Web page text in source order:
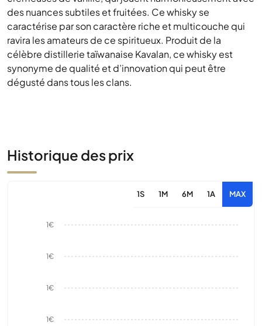
des nuances subtiles et fruitées. Ce whisky se
caractérise par son caractère riche et multicouche qui
ravira les amateurs de ce spiritueux. Produit de la
célèbre distillerie taïwanaise Kavalan, ce whisky est
synonyme de qualité et d’innovation qui peut être
dégusté dans tous les clans.
Historique des prix
1S 1M 6M 1A MAX
1€
1€
1€
1€